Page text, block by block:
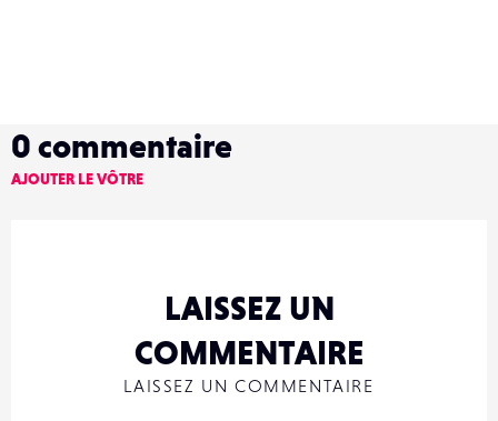
0 commentaire
AJOUTER LE VÔTRE
LAISSEZ UN
COMMENTAIRE
LAISSEZ UN COMMENTAIRE